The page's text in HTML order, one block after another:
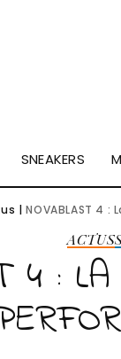
SNEAKERS
|NOVABLAST 4
ACTUS
4 : LA